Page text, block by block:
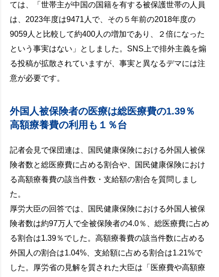
ては、「世帯主が中国の国籍を有する被保護世帯の人員
は、2023年度は9471人で、その５年前の2018年度の
9059人と比較して約400人の増加であり、２倍になった
という事実はない」としました。SNS上で排外主義を煽
る投稿が拡散されていますが、事実と異なるデマには注
意が必要です。
外国人被保険者の医療は総医療費の1.39％
高額療養費の利用も１％台
記者会見で保団連は、国民健康保険における外国人被保
険者数と総医療費に占める割合や、国民健康保険におけ
る高額療養費の該当件数・支給額の割合を質問しまし
た。
厚労大臣の回答では、国民健康保険における外国人被保
険者数は約97万人で全被保険者の4.0％、総医療費に占め
る割合は1.39％でした。高額療養費の該当件数に占める
外国人の割合は1.04%、支給額に占める割合は1.21%で
した。厚労省の見解を質された大臣は「医療費や高額療